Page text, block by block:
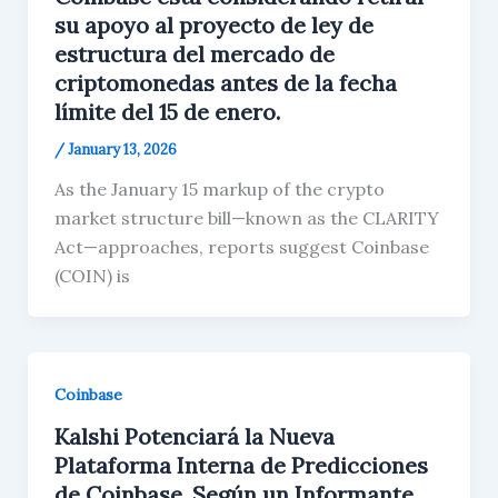
su apoyo al proyecto de ley de
estructura del mercado de
criptomonedas antes de la fecha
límite del 15 de enero.
/January 13, 2026
As the January 15 markup of the crypto
market structure bill—known as the CLARITY
Act—approaches, reports suggest Coinbase
(COIN) is
Coinbase
Kalshi Potenciará la Nueva
Plataforma Interna de Predicciones